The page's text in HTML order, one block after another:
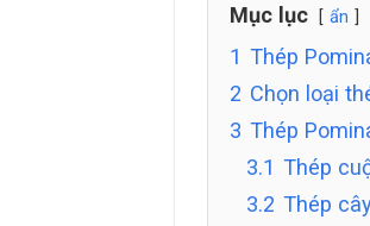
Mục lục ẩn
1 Thép
2 Chọn loại
3 Thép
3.1 Thép
3.2 Thép